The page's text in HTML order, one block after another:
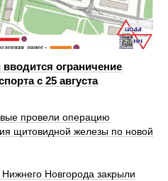
ограничение
с 25 августа
провели операцию
щитовидной железы по новой
Новгорода закрыли